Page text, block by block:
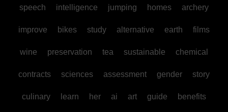
speech intelligence jumping homes archery
improve bikes study alternative earth films
wine preservation tea sustainable chemical
contracts sciences assessment gender story
culinary learn her ai art guide benefits